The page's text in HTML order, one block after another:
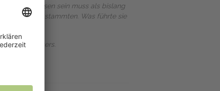
gewesen sein muss als bislang
Osten stammten. Was führte sie
des Mittelalters.